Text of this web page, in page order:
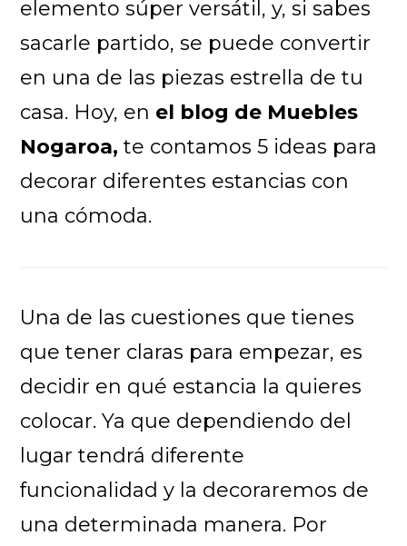
elemento súper versátil, y, si sabes
sacarle partido, se puede convertir
en una de las piezas estrella de tu
casa. Hoy, en el blog de Muebles
Nogaroa,te contamos 5 ideas para
decorar diferentes estancias con
una cómoda.
Una de las cuestiones que tienes
que tener claras para empezar, es
decidir en qué estancia la quieres
colocar. Ya que dependiendo del
lugar tendrá diferente
funcionalidad y la decoraremos de
una determinada manera. Por